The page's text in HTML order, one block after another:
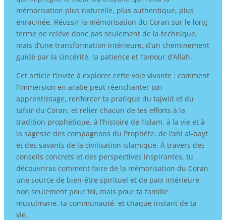
mémorisation plus naturelle, plus authentique, plus
enracinée. Réussir la mémorisation du Coran sur le long
terme ne relève donc pas seulement de la technique,
mais d’une transformation intérieure, d’un cheminement
guidé par la sincérité, la patience et l’amour d’Allah.
Cet article t’invite à explorer cette voie vivante : comment
l’immersion en arabe peut réenchanter ton
apprentissage, renforcer ta pratique du tajwid et du
tafsir du Coran, et relier chacun de tes efforts à la
tradition prophétique, à l’histoire de l’islam, à la vie et à
la sagesse des compagnons du Prophète, de l’ahl al-bayt
et des savants de la civilisation islamique. À travers des
conseils concrets et des perspectives inspirantes, tu
découvriras comment faire de la mémorisation du Coran
une source de bien-être spirituel et de paix intérieure,
non seulement pour toi, mais pour ta famille
musulmane, ta communauté, et chaque instant de ta
vie.